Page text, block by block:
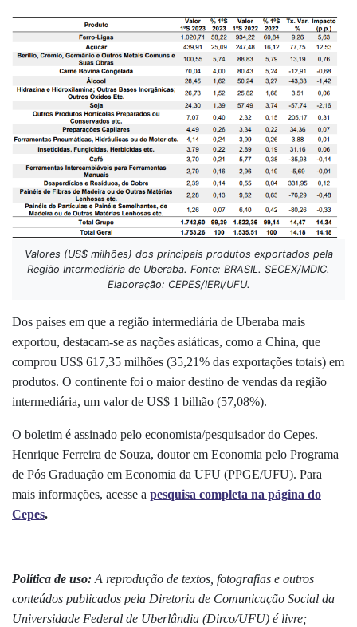
Valores (US$ milhões) dos principais produtos exportados pela
Região Intermediária de Uberaba. Fonte: BRASIL. SECEX/MDIC.
Elaboração: CEPES/IERI/UFU.
Dos países em que a região intermediária de Uberaba mais
exportou, destacam-se as nações asiáticas, como a China, que
comprou US$ 617,35 milhões (35,21% das exportações totais) em
produtos. O continente foi o maior destino de vendas da região
intermediária, um valor de US$ 1 bilhão (57,08%).
O boletim é assinado pelo economista/pesquisador do Cepes.
Henrique Ferreira de Souza, doutor em Economia pelo Programa
de Pós Graduação em Economia da UFU (PPGE/UFU). Para
mais informações, acesse a pesquisa completa na página do
Cepes.
Política de uso: A reprodução de textos, fotografias e outros
conteúdos publicados pela Diretoria de Comunicação Social da
Universidade Federal de Uberlândia (Dirco/UFU) é livre;